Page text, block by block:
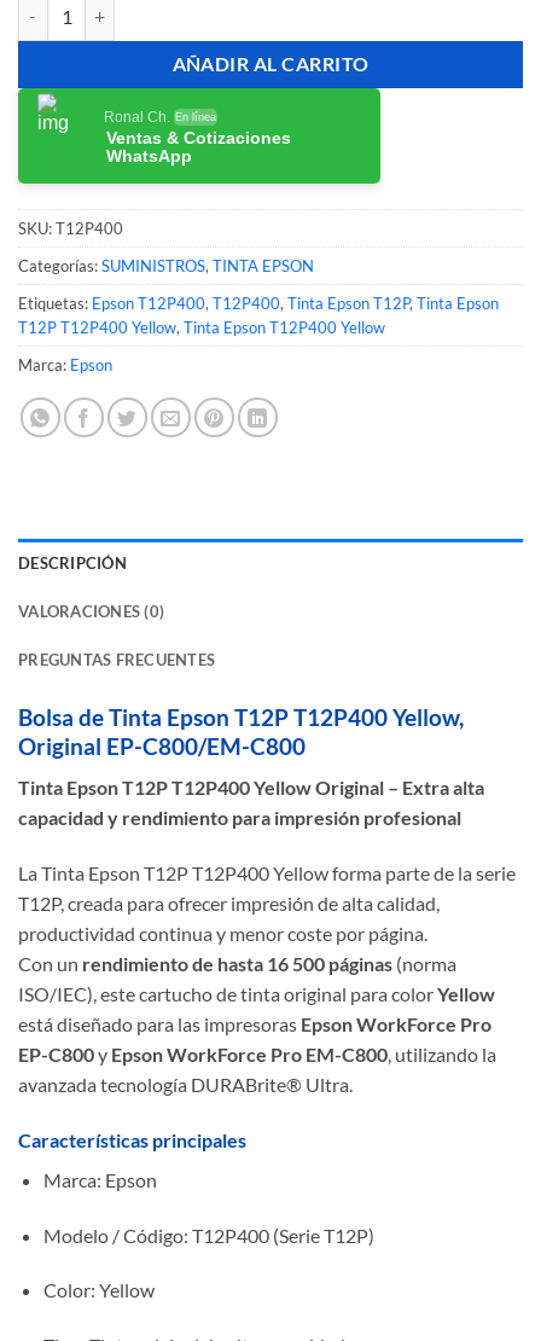
AÑADIR AL CARRITO
Ronal Ch. En línea
Ventas & Cotizaciones
WhatsApp
SKU:T12P400
Categorías:SUMINISTROS, TINTA EPSON
Etiquetas: Epson T12P400, T12P400, Tinta Epson T12P, Tinta Epson
T12P T12P400 Yellow, Tinta Epson T12P400 Yellow
Marca: Epson
DESCRIPCIÓN
VALORACIONES (0)
PREGUNTAS FRECUENTES
Bolsa de Tinta Epson T12P T12P400 Yellow,
Original EP-C800/EM-C800
Tinta Epson T12P T12P400 Yellow Original – Extra alta
capacidad y rendimiento para impresión profesional
La Tinta Epson T12P T12P400 Yellow forma parte de la serie
T12P, creada para ofrecer impresión de alta calidad,
productividad continua y menor coste por página.
Con un rendimiento de hasta 16 500 páginas (norma
ISO/IEC), este cartucho de tinta original para colorYellow
está diseñado para las impresoras Epson WorkForce Pro
EP-C800y Epson WorkForce Pro EM-C800, utilizando la
avanzada tecnología DURABrite® Ultra.
Características principales
Marca: Epson
Modelo / Código: T12P400 (Serie T12P)
Color: Yellow